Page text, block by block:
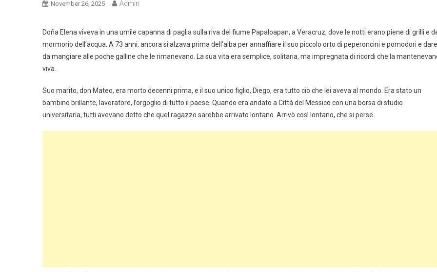
November 26, 2025 Admin
Doña Elena viveva in una umile capanna di paglia sulla riva del fiume Papaloapan, a Veracruz, dove le notti erano piene di grilli e
mormorio dell’acqua. A 73 anni, ancora si alzava prima dell’alba per annaffiare il suo piccolo orto di peperoncini e pomodori e dare
da mangiare alle poche galline che le rimanevano. La sua vita era semplice, solitaria, ma impregnata di ricordi che la
viva.
Suo marito, don Mateo, era morto decenni prima, e il suo unico figlio, Diego, era tutto ciò che lei aveva al mondo. Era stato un
bambino brillante, lavoratore, l’orgoglio di tutto il paese. Quando era andato a Città del Messico con una borsa di studio
universitaria, tutti avevano detto che quel ragazzo sarebbe arrivato lontano. Arrivò così lontano, che si perse.